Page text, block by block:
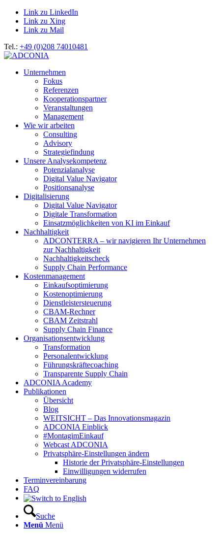
Link zu LinkedIn
Link zu Xing
Link zu Mail
Tel.: +49 (0)208 74010481
Unternehmen
Fokus
Referenzen
Kooperationspartner
Veranstaltungen
Management
Wie wir arbeiten
Consulting
Advisory
Strategiefindung
Unsere Analysekompetenz
Potenzialanalyse
Digital Value Navigator
Positionsanalyse
Digitalisierung
Digital Value Navigator
Digitale Transformation
Einsatzmöglichkeiten von KI im Einkauf
Nachhaltigkeit
ADCONTERRA – wir navigieren Ihr Unternehmen
zur Nachhaltigkeit
Nachhaltigkeitscheck
Supply Chain Performance
Kostenmanagement
Einkaufsoptimierung
Kostenoptimierung
Dienstleistersteuerung
CBAM-Rechner
CBAM Zeitstrahl
Supply Chain Finance
Organisationsentwicklung
Transformation
Personalentwicklung
Führungskräftecoaching
Transparente Supply Chain
ADCONIA Academy
Publikationen
Übersicht
Blog
WEITSICHT – Das Innovationsmagazin
ADCONIA Einblick
#MontagimEinkauf
Webcast ADCONIA
Privatsphäre-Einstellungen ändern
Historie der Privatsphäre-Einstellungen
Einwilligungen widerrufen
Terminvereinbarung
FAQ
Suche
Menü Menü